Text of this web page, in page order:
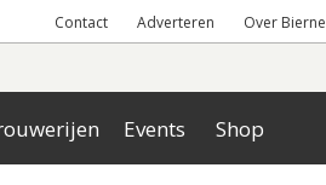
Contact Adverteren Over
Events Shop